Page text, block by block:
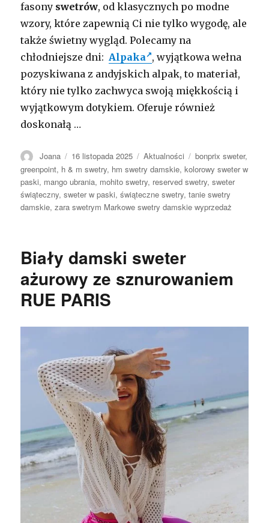
fasony swetrów, od klasycznych po modne
wzory, które zapewnią Ci nie tylko wygodę, ale
także świetny wygląd. Polecamy na
chłodniejsze dni:Alpaka , wyjątkowa wełna
pozyskiwana z andyjskich alpak, to materiał,
który nie tylko zachwyca swoją miękkością i
wyjątkowym dotykiem. Oferuje również
doskonałą …
Autor
Joana Opublikowano
16 listopada 2025 Kategorie
Aktualności Tagi
bonprix sweter,
greenpoint, h & m swetry, hm swetry damskie,kolorowy sweter w
paski, mango ubrania, mohito swetry, reserved swetry,sweter
świąteczny,sweter w paski,świąteczne swetry,tanie swetry
damskie,zara swetrym Markowe swetry damskie wyprzedaż
Biały damski sweter
ażurowy ze sznurowaniem
RUE PARIS